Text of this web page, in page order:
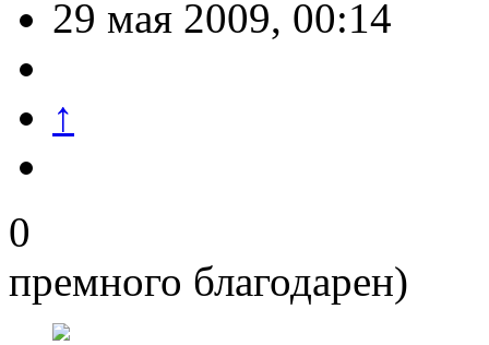
29 мая 2009, 00:14
↑
0
премного благодарен)